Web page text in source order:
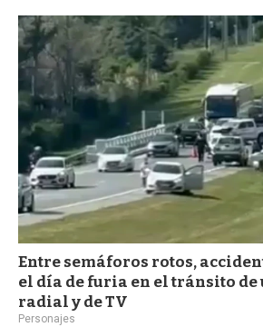
Entre semáforos rotos,
el día de furia en el tránsito de
radial y de TV
Personajes